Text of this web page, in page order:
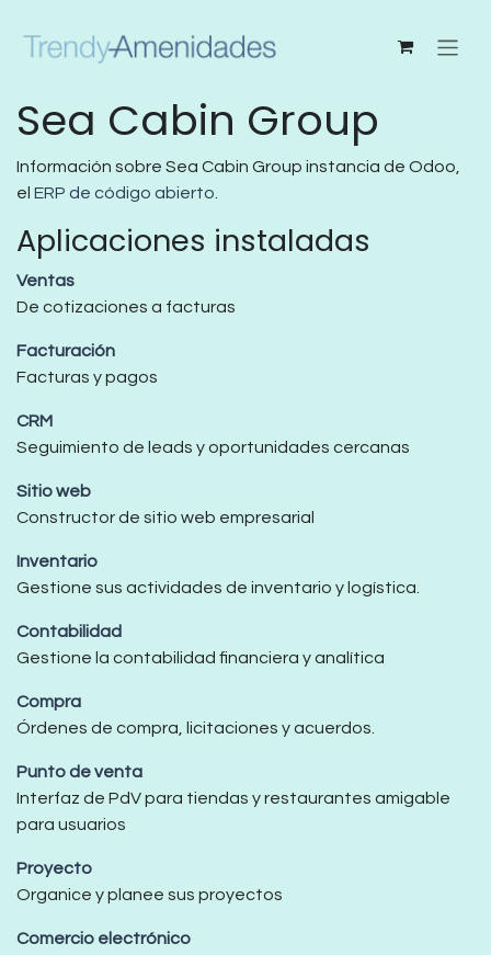
Sea Cabin Group
Información sobre Sea Cabin Group instancia de Odoo,
el ERP de código abierto.
Aplicaciones instaladas
Ventas
De cotizaciones a facturas
Facturación
Facturas y pagos
CRM
Seguimiento de leads y oportunidades cercanas
Sitio web
Constructor de sitio web empresarial
Inventario
Gestione sus actividades de inventario y logística.
Contabilidad
Gestione la contabilidad financiera y analítica
Compra
Órdenes de compra, licitaciones y acuerdos.
Punto de venta
Interfaz de PdV para tiendas y restaurantes amigable
para usuarios
Proyecto
Organice y planee sus proyectos
Comercio electrónico